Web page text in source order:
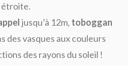
étroite.
jusqu’à 12m, toboggan
des vasques aux couleurs
des rayons du soleil !